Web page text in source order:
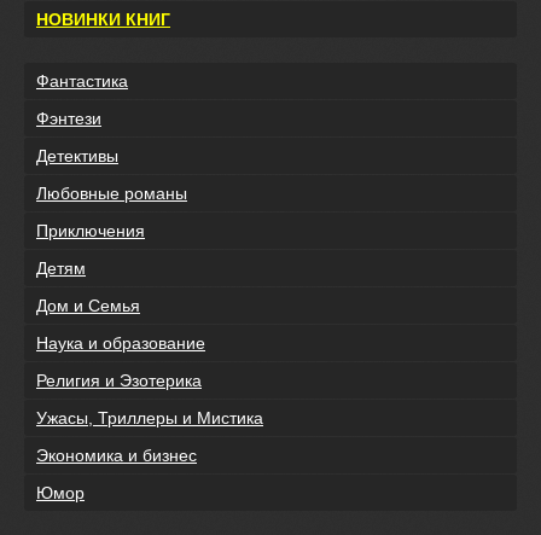
НОВИНКИ КНИГ
Фантастика
Фэнтези
Детективы
Любовные романы
Приключения
Детям
Дом и Семья
Наука и образование
Религия и Эзотерика
Ужасы, Триллеры и Мистика
Экономика и бизнес
Юмор